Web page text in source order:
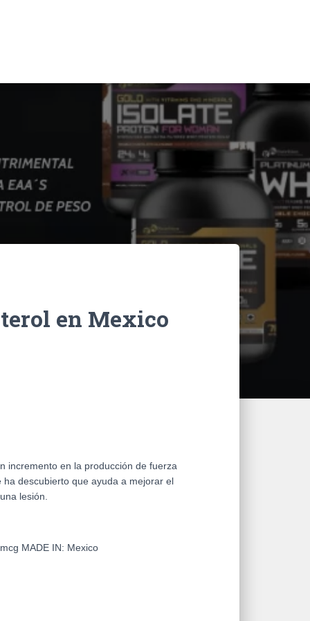
en Mexico
incremento en la producción de fuerza
descubierto que ayuda a mejorar el
lesión.
MADE IN: Mexico